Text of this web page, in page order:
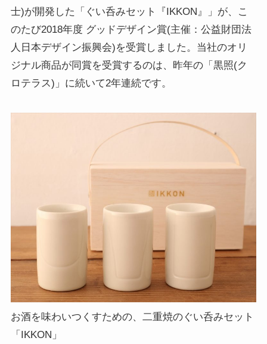
士)が開発した「ぐい呑みセット『IKKON』」が、こ
のたび2018年度 グッドデザイン賞(主催：公益財団法
人日本デザイン振興会)を受賞しました。当社のオリ
ジナル商品が同賞を受賞するのは、昨年の「黒照(ク
ロテラス)」に続いて2年連続です。
お酒を味わいつくすための、二重焼のぐい呑みセット
「IKKON」